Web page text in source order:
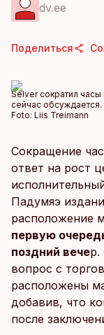
dv.ee
Поделиться
Selver сократил часы
сейчас обсуждается.
Foto: Liis Treimann
Сокращение
ответ на рост
Падумяэ
расположение
первую
поздний вечер.
вопрос с
расположены
добавив, что
после